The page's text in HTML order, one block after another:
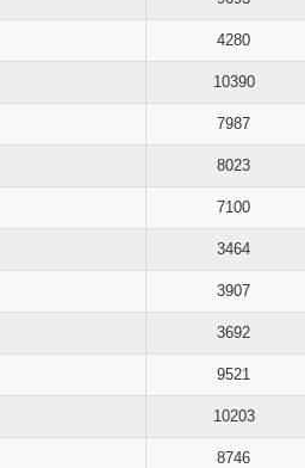
4280
10390
7987
8023
7100
3464
3907
3692
9521
10203
8746